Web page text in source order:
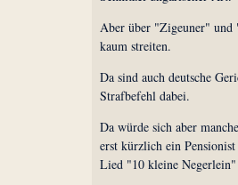
Aber über "Zigeuner"
kaum streiten.
Da sind auch deutsche
Strafbefehl dabei.
Da würde sich aber
erst kürzlich ein
Lied "10 kleine